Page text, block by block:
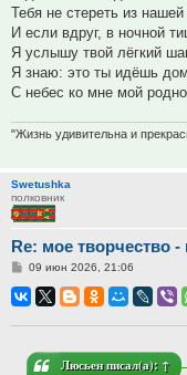
Тебя не стереть из нашей
И если вдруг, в ночной
Я услышу твой лёгкий
Я знаю: это ты идёшь
С небес ко мне мой
"Жизнь удивительна и
Swetushka
полковник
Re: мое творчество -
Сообщение
09 июн 2026, 21:06
Люсьенписал(а): ↑